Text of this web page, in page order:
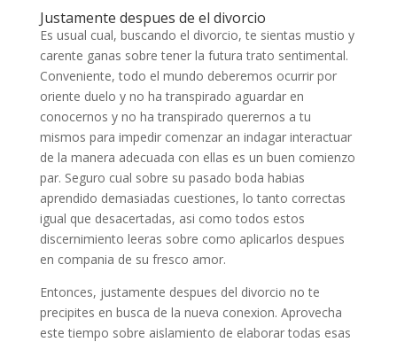
Justamente despues de el divorcio
Es usual cual, buscando el divorcio, te sientas mustio y
carente ganas sobre tener la futura trato sentimental.
Conveniente, todo el mundo deberemos ocurrir por
oriente duelo y no ha transpirado aguardar en
conocernos y no ha transpirado querernos a tu
mismos para impedir comenzar an indagar interactuar
de la manera adecuada con ellas es un buen comienzo
par. Seguro cual sobre su pasado boda habias
aprendido demasiadas cuestiones, lo tanto correctas
igual que desacertadas, asi­ como todos estos
discernimiento leeras sobre como aplicarlos despues
en compania de su fresco amor.
Entonces, justamente despues del divorcio no te
precipites en busca de la nueva conexion. Aprovecha
este tiempo sobre aislamiento de elaborar todas esas